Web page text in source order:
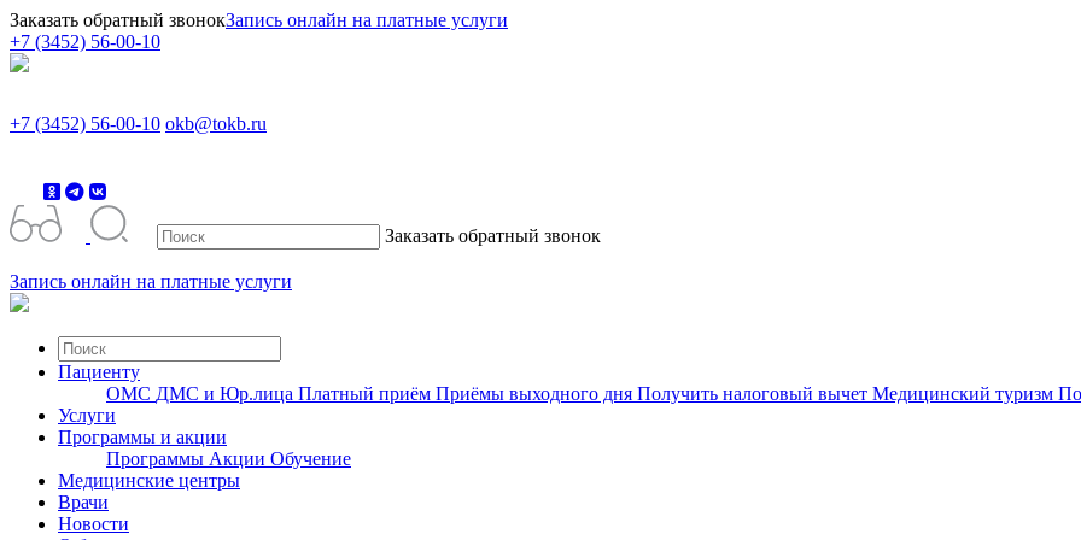
Заказать обратный звонокЗапись онлайн на платные услуги
+7 (3452) 56-00-10
+7 (3452) 56-00-10 okb@tokb.ru
Заказать обратный звонок
Запись онлайн на платные услуги
Пациенту
ОМС ДМС и Юр.лица Платный приём Приёмы выходного дня Получить налоговый вычет Медицинский туризм
Услуги
Программы и акции
Программы Акции Обучение
Медицинские центры
Врачи
Новости